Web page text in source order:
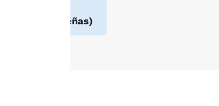
28365 reseñas)
Aceptar todas las cookies